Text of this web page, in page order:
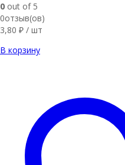
0 out of 5
0отзыв(ов)
3,80 ₽ / шт
В корзину